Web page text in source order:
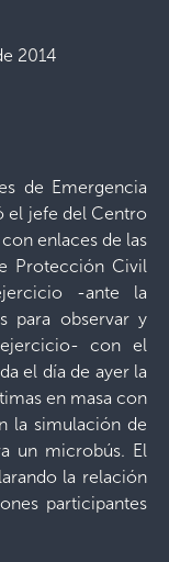
2014
de Emergencia
el jefe del Centro
enlaces de las
Protección Civil
-ante la
para observar y
con el
el día de ayer la
en masa con
la simulación de
un microbús. El
la relación
participantes